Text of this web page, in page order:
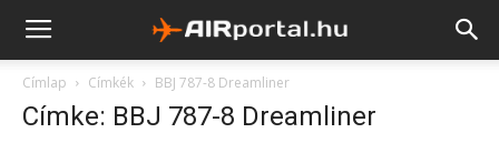
Címlap Címkék BBJ 787-8 Dreamliner
Címke: BBJ 787-8 Dreamliner